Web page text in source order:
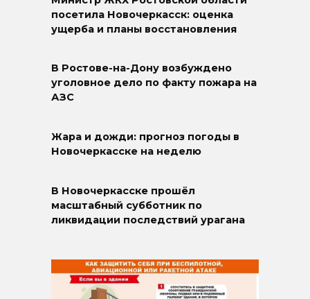
посетила Новочеркасск: оценка
ущерба и планы восстановления
В Ростове-на-Дону возбуждено
уголовное дело по факту пожара на
АЗС
Жара и дожди: прогноз погоды в
Новочеркасске на неделю
В Новочеркасске прошёл
масштабный субботник по
ликвидации последствий урагана